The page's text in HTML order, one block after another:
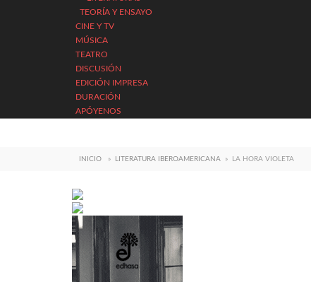
TEORÍA Y ENSAYO
CINE Y TV
MÚSICA
TEATRO
DISCUSIÓN
EDICIÓN IMPRESA
DURACIÓN
APÓYENOS
INICIO » LITERATURA IBEROAMERICANA » LA HORA VIOLETA